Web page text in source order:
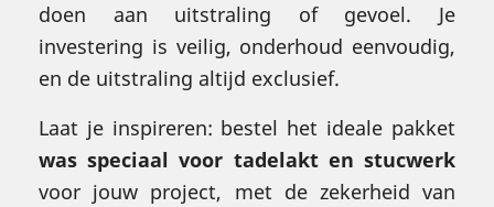
doen aan uitstraling of gevoel. Je
investering is veilig, onderhoud eenvoudig,
en de uitstraling altijd exclusief.
Laat je inspireren: bestel het ideale pakket
was speciaal voor tadelakt en stucwerk
voor jouw project, met de zekerheid van